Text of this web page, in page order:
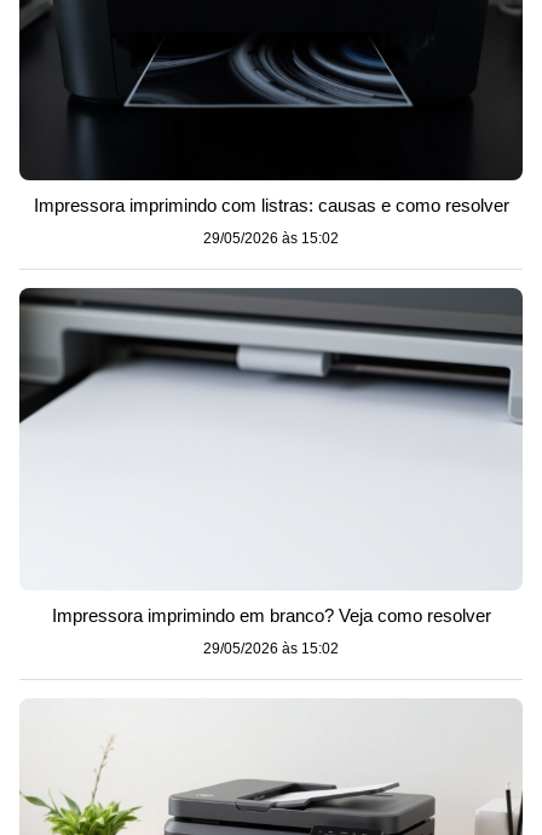
Impressora imprimindo com listras: causas e como resolver
29/05/2026 às 15:02
Impressora imprimindo em branco? Veja como resolver
29/05/2026 às 15:02